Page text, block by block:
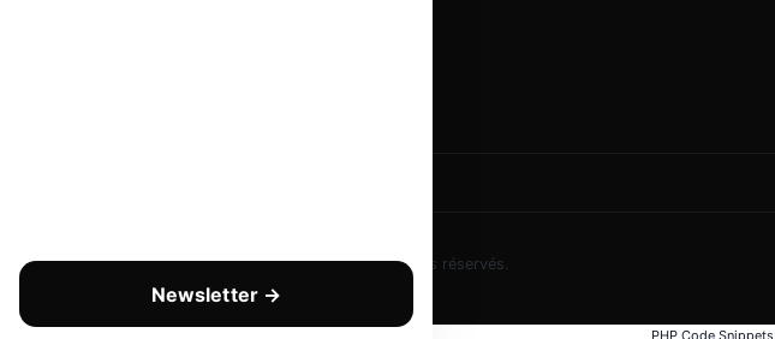
Newsletter →
© 2026Copyright - tous droits réservés— Tous droits réservés.
PHP Code Snippets